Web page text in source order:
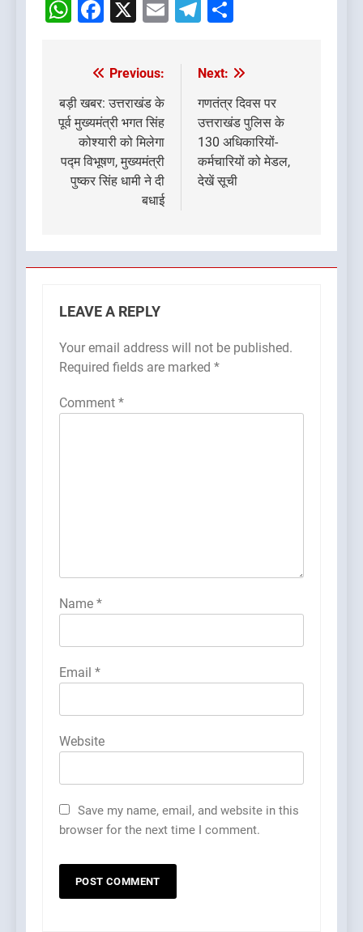
WhatsApp
Facebook
X EmailTelegram
Post
navigation
Previous:
बड़ी खबर: उत्तराखंड के
पूर्व मुख्यमंत्री भगत सिंह
कोश्यारी को मिलेगा
पद्म विभूषण, मुख्यमंत्री
पुष्कर सिंह धामी ने दी
बधाई
Next:
गणतंत्र दिवस पर
उत्तराखंड पुलिस के
130 अधिकारियों-
कर्मचारियों को मेडल,
देखें सूची
LEAVE A REPLY
Your email address will not be published.
Required fields are marked *
Comment *
Name *
Email *
Website
Save my name, email, and website in this
browser for the next time I comment.